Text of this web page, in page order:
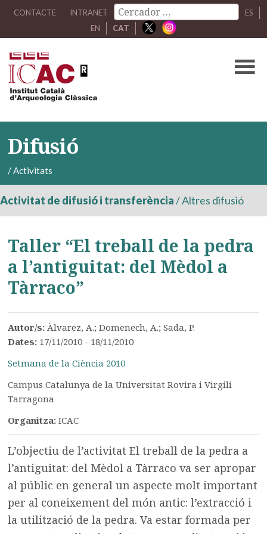
CONTACTE INTRANET
ES
EN
CAT
Difusió
/Activitats
Activitat de difusió i transferència/Altres difusió
Taller “El treball de la pedra
a l’antiguitat: del Mèdol a
Tàrraco”
Autor/s:Àlvarez, A.; Domenech, A.; Sada, P.
Dates: 17/11/2010 - 18/11/2010
Setmana de la Ciència 2010
Campus Catalunya de la Universitat Rovira i Virgili
Tarragona
Organitza:ICAC
L’objectiu de l’activitat El treball de la pedra a
l’antiguitat: del Mèdol a Tàrraco va ser apropar
al públic en general un aspecte molt important
per al coneixement del món antic: l’extracció i
la utilització de la pedra. Va estar formada per